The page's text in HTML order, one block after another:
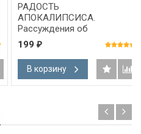
РАДОСТЬ
АПОКАЛИПСИСА.
Рассуждения об
Откровении. Сергей
Головин
199 ₽
В корзину